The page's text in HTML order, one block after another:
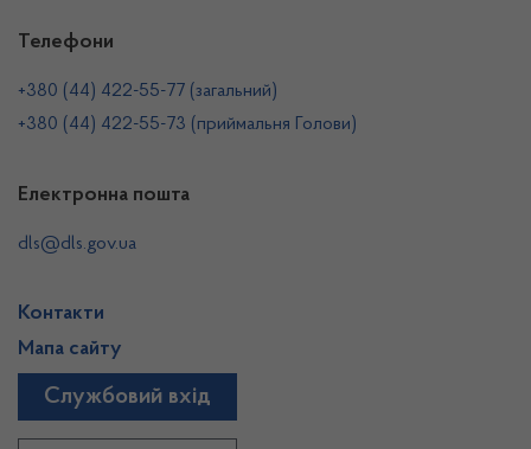
Телефони
+380 (44) 422-55-77 (загальний)
+380 (44) 422-55-73 (приймальня Голови)
Електронна пошта
dls@dls.gov.ua
Контакти
Мапа сайту
Службовий вхід